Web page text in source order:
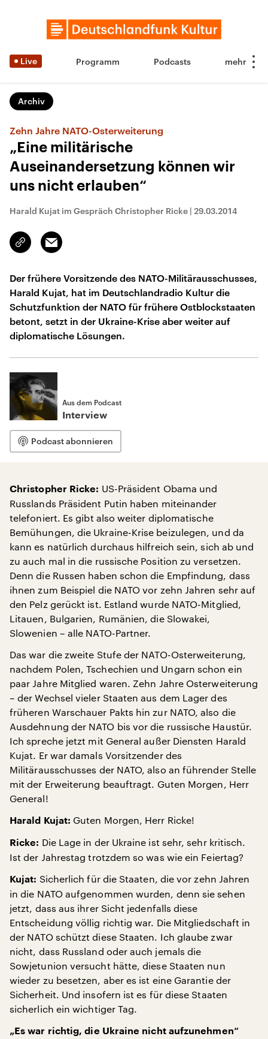
Live Programm Podcasts
Archiv
Zehn Jahre NATO-Osterweiterung
„Eine militärische
Auseinandersetzung können wir
uns nicht erlauben“
Harald Kujat im Gespräch Christopher Ricke | 29.03.2014
Link
kopieren/teilen
Email
Der frühere Vorsitzende des NATO-Militärausschusses,
Harald Kujat, hat im Deutschlandradio Kultur die
Schutzfunktion der NATO für frühere Ostblockstaaten
betont, setzt in der Ukraine-Krise aber weiter auf
diplomatische Lösungen.
Aus dem Podcast
Interview
Podcast abonnieren
Christopher Ricke: US-Präsident Obama und
Russlands Präsident Putin haben miteinander
telefoniert. Es gibt also weiter diplomatische
Bemühungen, die Ukraine-Krise beizulegen, und da
kann es natürlich durchaus hilfreich sein, sich ab und
zu auch mal in die russische Position zu versetzen.
Denn die Russen haben schon die Empfindung, dass
ihnen zum Beispiel die NATO vor zehn Jahren sehr auf
den Pelz gerückt ist. Estland wurde NATO-Mitglied,
Litauen, Bulgarien, Rumänien, die Slowakei,
Slowenien – alle NATO-Partner.
Das war die zweite Stufe der NATO-Osterweiterung,
nachdem Polen, Tschechien und Ungarn schon ein
paar Jahre Mitglied waren. Zehn Jahre Osterweiterung
– der Wechsel vieler Staaten aus dem Lager des
früheren Warschauer Pakts hin zur NATO, also die
Ausdehnung der NATO bis vor die russische Haustür.
Ich spreche jetzt mit General außer Diensten Harald
Kujat. Er war damals Vorsitzender des
Militärausschusses der NATO, also an führender Stelle
mit der Erweiterung beauftragt. Guten Morgen, Herr
General!
Harald Kujat: Guten Morgen, Herr Ricke!
Ricke: Die Lage in der Ukraine ist sehr, sehr kritisch.
Ist der Jahrestag trotzdem so was wie ein Feiertag?
Kujat: Sicherlich für die Staaten, die vor zehn Jahren
in die NATO aufgenommen wurden, denn sie sehen
jetzt, dass aus ihrer Sicht jedenfalls diese
Entscheidung völlig richtig war. Die Mitgliedschaft in
der NATO schützt diese Staaten. Ich glaube zwar
nicht, dass Russland oder auch jemals die
Sowjetunion versucht hätte, diese Staaten nun
wieder zu besetzen, aber es ist eine Garantie der
Sicherheit. Und insofern ist es für diese Staaten
sicherlich ein wichtiger Tag.
„Es war richtig, die Ukraine nicht aufzunehmen“